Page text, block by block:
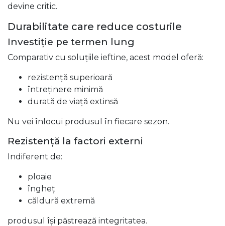
devine critic.
Durabilitate care reduce costurile
Investiție pe termen lung
Comparativ cu soluțiile ieftine, acest model oferă:
rezistență superioară
întreținere minimă
durată de viață extinsă
Nu vei înlocui produsul în fiecare sezon.
Rezistență la factori externi
Indiferent de:
ploaie
îngheț
căldură extremă
produsul își păstrează integritatea.